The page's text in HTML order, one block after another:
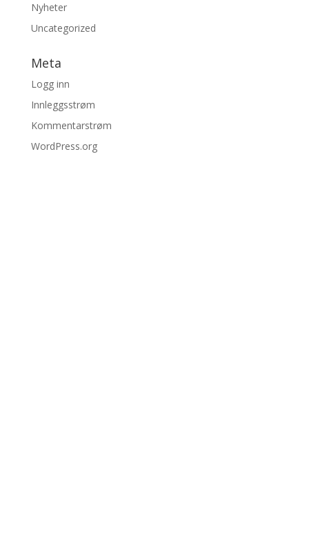
Nyheter
Uncategorized
Meta
Logg inn
Innleggsstrøm
Kommentarstrøm
WordPress.org